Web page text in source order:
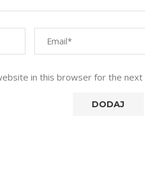
in this browser for the